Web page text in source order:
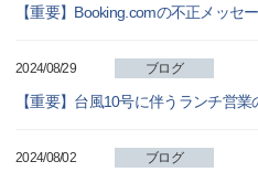
【重要】Booking.comの不正メッセ
2024/08/29 ブログ
【重要】台風10号に伴うランチ営業
2024/08/02 ブログ